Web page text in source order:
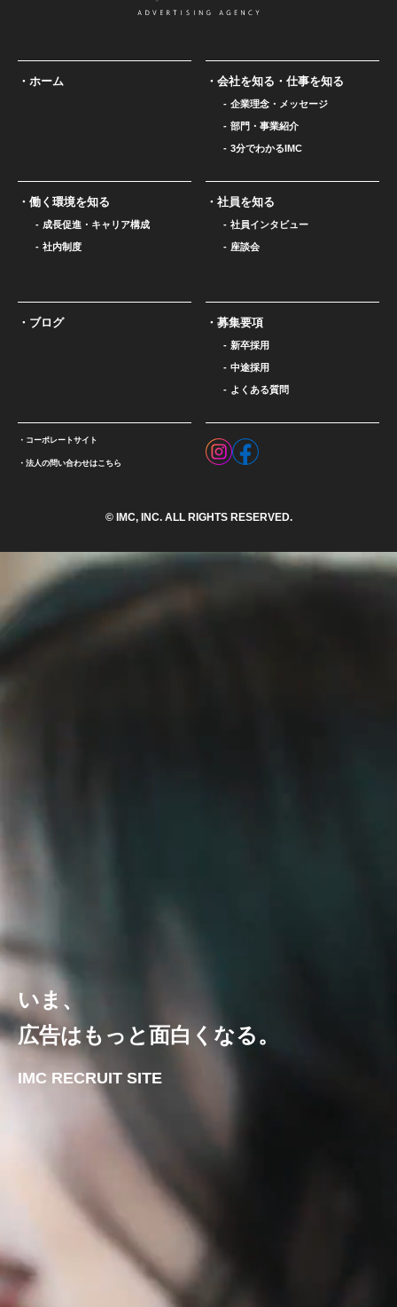
ホーム 会社を知る・仕事を知る
企業理念・メッセージ
部門・事業紹介
3分でわかるIMC
働く環境を知る
成長促進・キャリア構成
社内制度
社員を知る
社員インタビュー
座談会
ブログ 募集要項
新卒採用
中途採用
よくある質問
コーポレートサイト
法人の問い合わせはこちら
© IMC, INC. ALL RIGHTS RESERVED.
いま、
広告はもっと面白くなる。
IMC RECRUIT SITE